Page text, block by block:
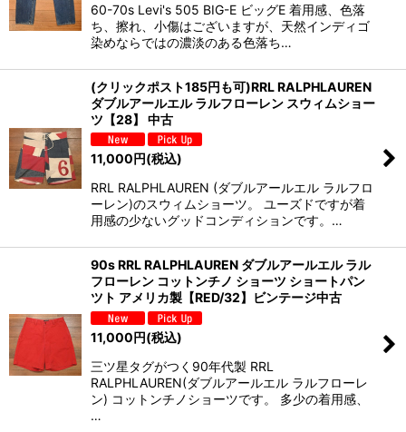
60-70s Levi's 505 BIG-E ビッグE 着用感、色落
ち、擦れ、小傷はございますが、天然インディゴ
染めならではの濃淡のある色落ち…
(クリックポスト185円も可)RRL RALPHLAUREN
ダブルアールエル ラルフローレン スウィムショー
ツ【28】 中古
11,000円(税込)
RRL RALPHLAUREN (ダブルアールエル ラルフロ
ーレン)のスウィムショーツ。 ユーズドですが着
用感の少ないグッドコンディションです。…
90s RRL RALPHLAUREN ダブルアールエル ラル
フローレン コットンチノ ショーツ ショートパン
ツト アメリカ製【RED/32】ビンテージ中古
11,000円(税込)
三ツ星タグがつく90年代製 RRL
RALPHLAUREN(ダブルアールエル ラルフローレ
ン) コットンチノショーツです。 多少の着用感、
…